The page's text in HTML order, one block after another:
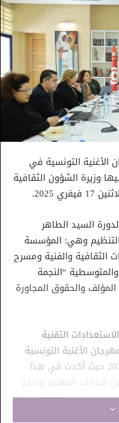
الأغنية التونسية في
وزيرة الشؤون الثقافية
2025.
السيد الطاهر
وهي: المؤسسة
الثقافية والفنية ومسرح
“النجمة
والحقوق المجاورة
التقنية
والمالية للدورة 23 من مهرجان الأغنية التونسية
التي ستلتئم من 08 إلى 11 مارس 2025 حيث أكدت في هذا
المعنية لإنجاح
على مواكبة التطور
التونسية في حُلّة